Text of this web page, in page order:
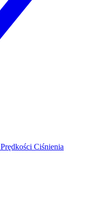
Prędkości Ciśnienia